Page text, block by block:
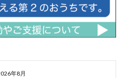
年8月